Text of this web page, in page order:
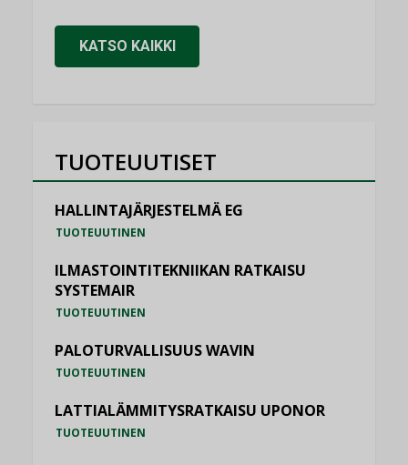
KATSO KAIKKI
TUOTEUUTISET
HALLINTAJÄRJESTELMÄ EG
TUOTEUUTINEN
ILMASTOINTITEKNIIKAN RATKAISU
SYSTEMAIR
TUOTEUUTINEN
PALOTURVALLISUUS WAVIN
TUOTEUUTINEN
LATTIALÄMMITYSRATKAISU UPONOR
TUOTEUUTINEN